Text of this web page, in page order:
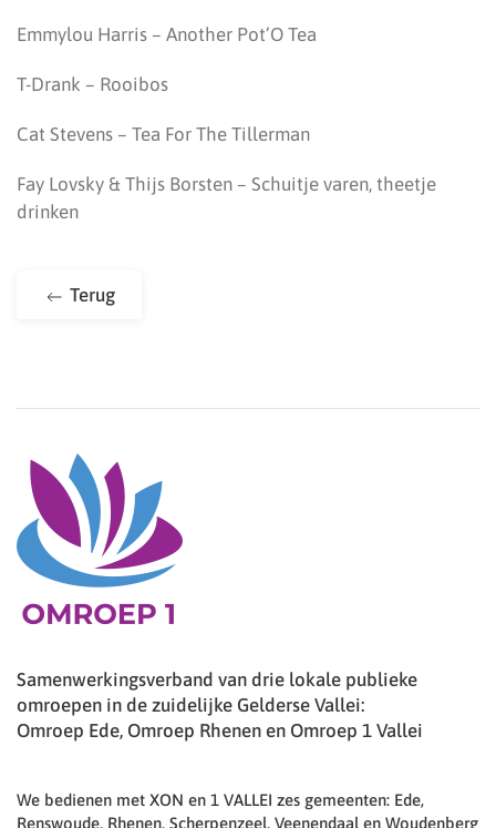
Emmylou Harris – Another Pot’O Tea
T-Drank – Rooibos
Cat Stevens – Tea For The Tillerman
Fay Lovsky & Thijs Borsten – Schuitje varen, theetje
drinken
Terug
Samenwerkingsverband van drie lokale publieke
omroepen in de zuidelijke Gelderse Vallei:
Omroep Ede, Omroep Rhenen en Omroep 1 Vallei
We bedienen met XON en 1 VALLEI zes gemeenten: Ede,
Renswoude, Rhenen, Scherpenzeel, Veenendaal en Woudenberg